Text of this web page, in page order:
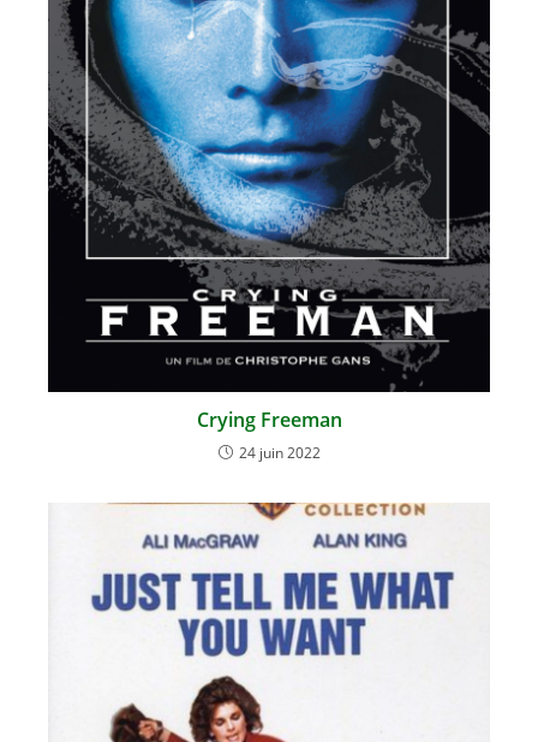
Crying Freeman
24 juin 2022